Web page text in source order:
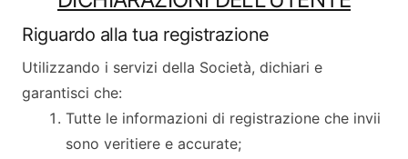
Riguardo alla tua registrazione
Utilizzando i servizi della Società, dichiari e
garantisci che:
Tutte le informazioni di registrazione che invii
sono veritiere e accurate;